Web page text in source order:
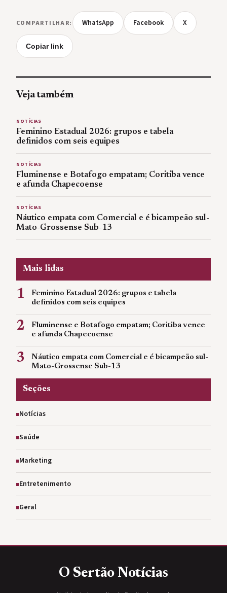
COMPARTILHAR: WhatsApp Facebook X
Copiar link
Veja também
NOTÍCIAS
Feminino Estadual 2026: grupos e tabela
definidos com seis equipes
NOTÍCIAS
Fluminense e Botafogo empatam; Coritiba vence
e afunda Chapecoense
NOTÍCIAS
Náutico empata com Comercial e é bicampeão sul-
Mato-Grossense Sub-13
Mais lidas
1
Feminino Estadual 2026: grupos e tabela
definidos com seis equipes
2
Fluminense e Botafogo empatam; Coritiba vence
e afunda Chapecoense
3
Náutico empata com Comercial e é bicampeão sul-
Mato-Grossense Sub-13
Seções
Notícias
Saúde
Marketing
Entretenimento
Geral
O Sertão Notícias